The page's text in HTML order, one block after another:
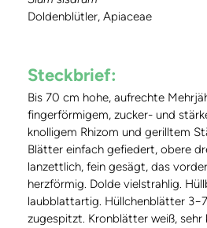
Doldenblütler, Apiaceae
Steckbrief:
Bis 70 cm hohe, aufrechte
fingerförmigem, zucker- und
knolligem Rhizom und gerilltem
Blätter einfach gefiedert, obere
lanzettlich, fein gesägt, das
herzförmig. Dolde vielstrahlig.
laubblattartig. Hüllchenblätter
zugespitzt. Kronblätter weiß, sehr